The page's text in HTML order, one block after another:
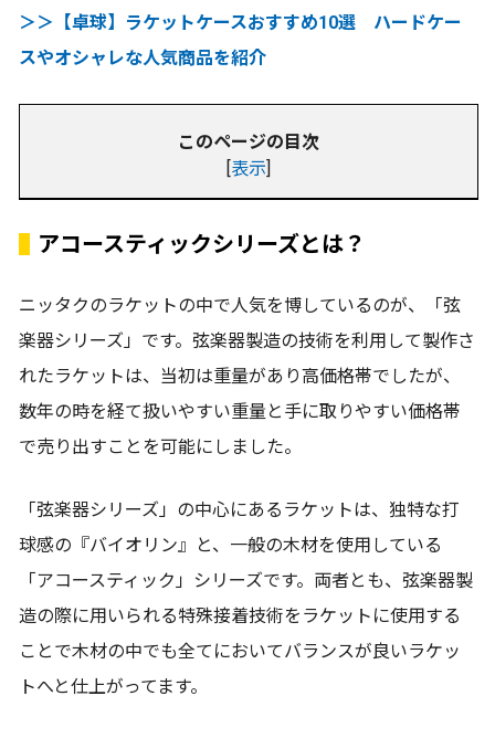
＞＞【卓球】ラケットケースおすすめ10選 ハードケー
スやオシャレな人気商品を紹介
このページの目次
表示
アコースティックシリーズとは？
ニッタクのラケットの中で人気を博しているのが、「弦
楽器シリーズ」です。弦楽器製造の技術を利用して製作さ
れたラケットは、当初は重量があり高価格帯でしたが、
数年の時を経て扱いやすい重量と手に取りやすい価格帯
で売り出すことを可能にしました。
「弦楽器シリーズ」の中心にあるラケットは、独特な打
球感の『バイオリン』と、一般の木材を使用している
「アコースティック」シリーズです。両者とも、弦楽器製
造の際に用いられる特殊接着技術をラケットに使用する
ことで木材の中でも全てにおいてバランスが良いラケッ
トへと仕上がってます。